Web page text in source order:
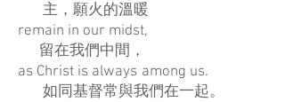
主，願火的溫暖
remain in our midst,
留在我們中間，
as Christ is always among us.
如同基督常與我們在一起。